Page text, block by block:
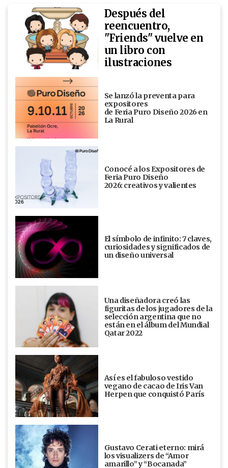
Después del
reencuentro,
"Friends" vuelve en
un libro con
ilustraciones
Se lanzó la preventa para
expositores
de Feria Puro Diseño 2026 en
La Rural
Conocé a los Expositores de
Feria Puro Diseño
2026: creativos y valientes
El símbolo de infinito: 7 claves,
curiosidades y significados de
un diseño universal
Una diseñadora creó las
figuritas de los jugadores de la
selección argentina que no
están en el álbum del Mundial
Qatar 2022
Así es el fabuloso vestido
vegano de cacao de Iris Van
Herpen que conquistó París
Gustavo Cerati eterno: mirá
los visualizers de “Amor
amarillo” y “Bocanada”